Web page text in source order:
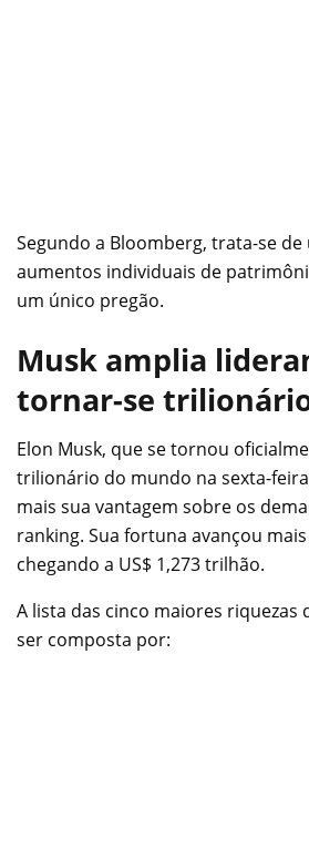
Segundo a Bloomberg, trata-se
aumentos individuais de
um único pregão.
Musk amplia
tornar-se
Elon Musk, que se tornou
trilionário do mundo na sexta-
mais sua vantagem sobre os
ranking. Sua fortuna avançou
chegando a US$ 1,273 trilhão.
A lista das cinco maiores riquezas
ser composta por: